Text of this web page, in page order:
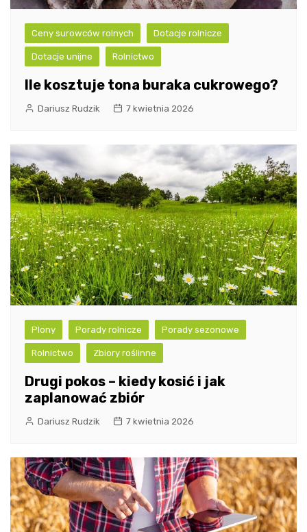
Ceny surowców rolnych Dotacje rolnicze
Dotacje unijne Rolnictwo
Ile kosztuje tona buraka cukrowego?
Dariusz Rudzik 7 kwietnia 2026
Plony Porady rolnicze Porady sezonowe
Rolnictwo Zbiory roślinne
Drugi pokos – kiedy kosić i jak
zaplanować zbiór
Dariusz Rudzik 7 kwietnia 2026